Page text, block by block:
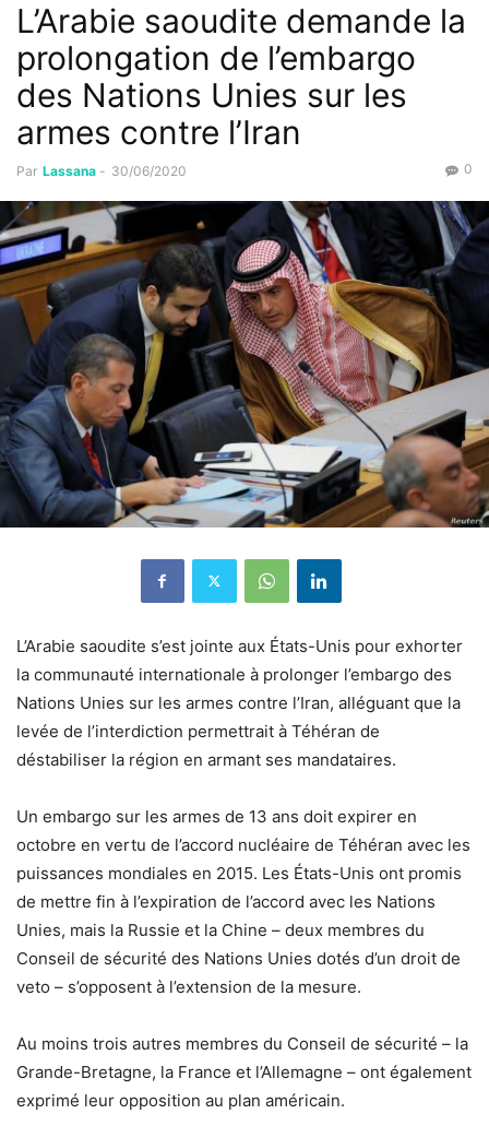
L’Arabie saoudite demande la
prolongation de l’embargo
des Nations Unies sur les
armes contre l’Iran
Par Lassana - 30/06/2020 0
L’Arabie saoudite s’est jointe aux États-Unis pour exhorter
la communauté internationale à prolonger l’embargo des
Nations Unies sur les armes contre l’Iran, alléguant que la
levée de l’interdiction permettrait à Téhéran de
déstabiliser la région en armant ses mandataires.
Un embargo sur les armes de 13 ans doit expirer en
octobre en vertu de l’accord nucléaire de Téhéran avec les
puissances mondiales en 2015. Les États-Unis ont promis
de mettre fin à l’expiration de l’accord avec les Nations
Unies, mais la Russie et la Chine – deux membres du
Conseil de sécurité des Nations Unies dotés d’un droit de
veto – s’opposent à l’extension de la mesure.
Au moins trois autres membres du Conseil de sécurité – la
Grande-Bretagne, la France et l’Allemagne – ont également
exprimé leur opposition au plan américain.